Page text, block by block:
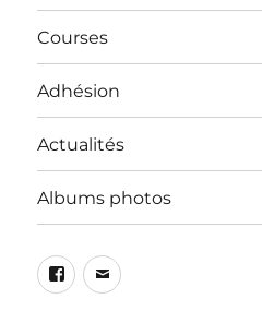
Courses
Adhésion
Actualités
Albums photos
Facebook
E-